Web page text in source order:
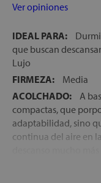
Ver opiniones
IDEAL PARA:
que buscan
Lujo
FIRMEZA:
Media
ACOLCHADO:
A
compactas, que
adaptabilidad, sino
continua del aire en
adaptación del